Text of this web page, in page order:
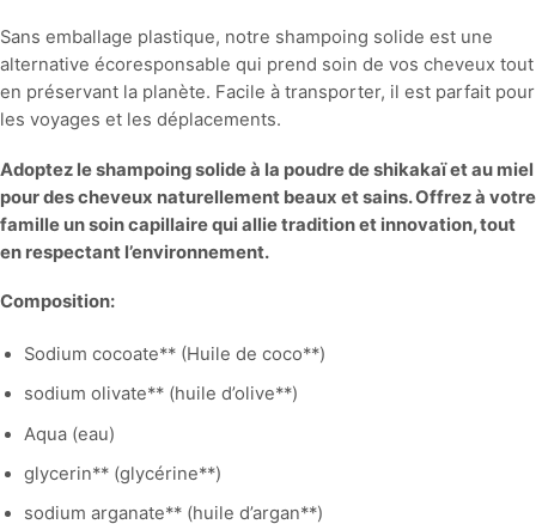
Sans emballage plastique, notre shampoing solide est une
alternative écoresponsable qui prend soin de vos cheveux tout
en préservant la planète. Facile à transporter, il est parfait pour
les voyages et les déplacements.
Adoptez le shampoing solide à la poudre de shikakaï et au miel
pour des cheveux naturellement beaux et sains. Offrez à votre
famille un soin capillaire qui allie tradition et innovation, tout
en respectant l’environnement.
Composition:
Sodium cocoate** (Huile de coco**)
sodium olivate** (huile d’olive**)
Aqua (eau)
glycerin** (glycérine**)
sodium arganate** (huile d’argan**)